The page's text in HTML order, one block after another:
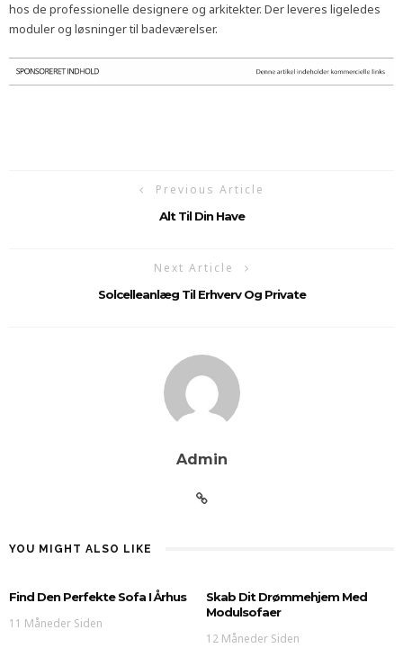
hos de professionelle designere og arkitekter. Der leveres ligeledes
moduler og løsninger til badeværelser.
Previous Article
Alt Til Din Have
Next Article
Solcelleanlæg Til Erhverv Og Private
Admin
YOU MIGHT ALSO LIKE
Find Den Perfekte Sofa I Århus
11 Måneder Siden
Skab Dit Drømmehjem Med
Modulsofaer
12 Måneder Siden